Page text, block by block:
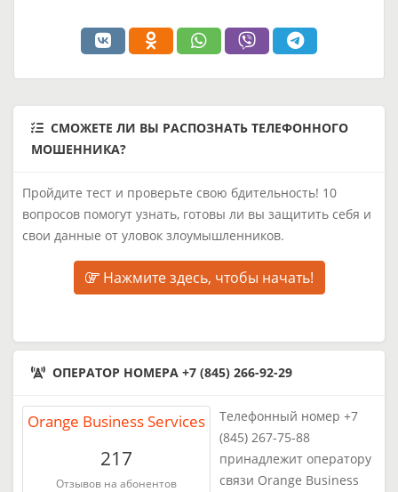
СМОЖЕТЕ ЛИ ВЫ РАСПОЗНАТЬ ТЕЛЕФОННОГО
МОШЕННИКА?
Пройдите тест и проверьте свою бдительность! 10
вопросов помогут узнать, готовы ли вы защитить себя и
свои данные от уловок злоумышленников.
Нажмите здесь, чтобы начать!
ОПЕРАТОР НОМЕРА +7 (845) 266-92-29
Orange Business Services
217
Отзывов на абонентов
Телефонный номер +7
(845) 267-75-88
принадлежит оператору
связи Orange Business